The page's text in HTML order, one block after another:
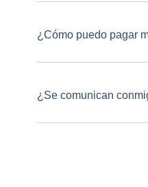
¿Cómo puedo pagar
¿Se comunican